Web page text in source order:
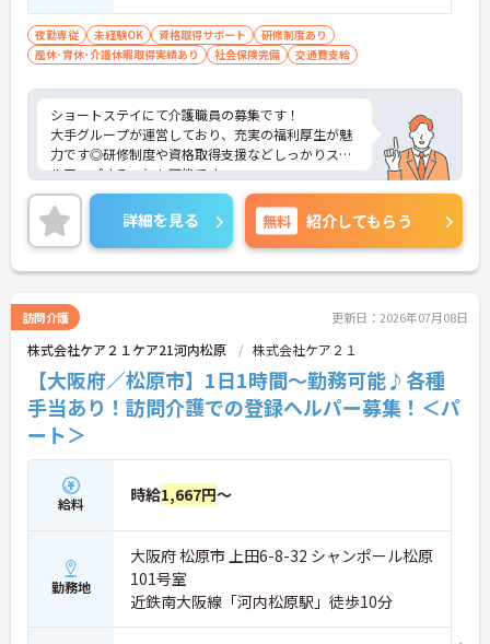
【勤続功労金で、長く続けるほど評価される福利厚
生体系です】
・満3年以上の勤務職員には3年ごとに勤続功労金
への明確なインセンティブが設計されています
・定年65歳・再雇用制度も完備しており、腰を据え
て長期的に活躍できる基盤が整っています
【段階的に実務へ移行できる研修体制です】
・入社後は本部での集合研修（1～3日目）と配属先
でのサービス同行研修（4日目～最大4か月）が用意
されており、初めて介護の現場に入る方でも無理な
く業務に慣れていける環境です
・資格取得支援制度を活用することで、働きながら
アップとキャリア形成を並行して進めることができ
ます
【20施設以上・多角的事業展開という法人規模が、
幅広い経験値を可能にしています】
・往診医・ケアマネ・リハビリ・鍼灸・訪問介護・
訪問看護との地域連携を経験できる環境にあり、介
護の周辺領域まで視野に入れたキャリア形成が期待
・2011年設立以来ほぼ毎年新拠点を開設し、2025
年には合併によってさらに規模を拡大しており、成
長途上の組織で自身も成長を実感できるフェーズに
夜勤専従 未経験OK 資格取得サポート
研修制度あり
産休･育休･介護休暇取得実績あり
社会保険完備 交通費支給
ショートステイにて介護職員の募集です！
大手グループが運営しており、充実の福利厚生が魅
力です◎研修制度や資格取得支援などしっかりスキ
ルアップすることも可能です。
ご興味のある方には、面接対策ポイントなど、さら
に詳細をご案内しますのでお気軽にご相談くださ
い！
詳細を見る 無料 紹介してもらう
訪問介護 更新日：2026年07月08日
株式会社ケア２１ケア21河内松原 株式会社ケア２１
【大阪府／松原市】1日1時間～勤務可能♪各種
手当あり！訪問介護での登録ヘルパー募集！＜パ
ート＞
給料 時給1,667円～
勤務地
大阪府 松原市 上田6-8-32 シャンポール松原
101号室
近鉄南大阪線「河内松原駅」徒歩10分